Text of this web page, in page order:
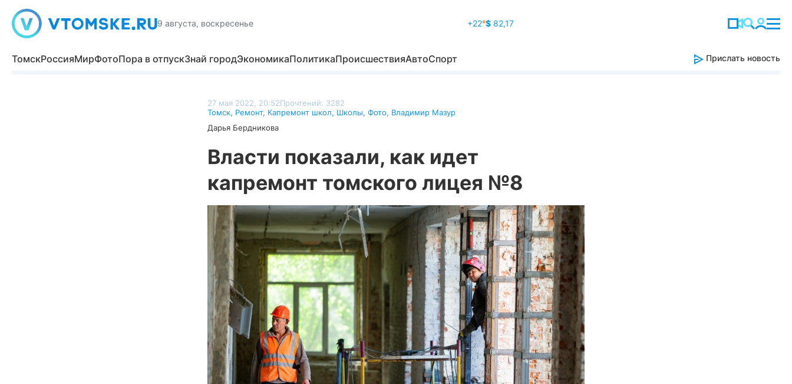
9 августа, воскресенье +22°$ 82,17
ТомскРоссияМирФотоПора в отпускЗнай городЭкономикаПолитикаПроисшествияАвтоСпорт Прислать новость
27 мая 2022, 20:52Прочтений: 3282
Томск, Ремонт, Капремонт школ, Школы, Фото, Владимир Мазур
Дарья Бердникова
Власти показали, как идет
капремонт томского лицея №8